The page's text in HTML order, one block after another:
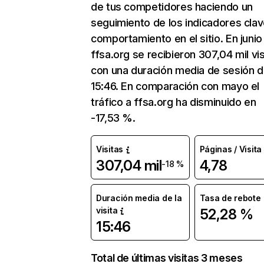
de tus competidores haciendo un
seguimiento de los indicadores
comportamiento en el sitio. En junio
ffsa.org se recibieron 307,04 mil
con una duración media de sesión
15:46. En comparación con mayo el
tráfico a ffsa.org ha disminuido en
-17,53 %.
Visitas
307,04 mil-18 %
Páginas / Visita
4,78
Duración media de la
visita
15:46
Tasa de rebote
52,28 %
Total de últimas visitas 3 meses